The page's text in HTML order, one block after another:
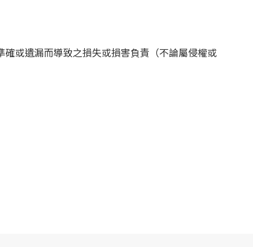
或遺漏而導致之損失或損害負責（不論屬侵權或